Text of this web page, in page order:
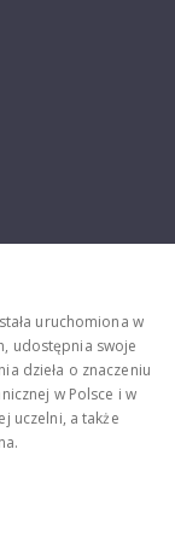
uruchomiona w
udostępnia swoje
dzieła o znaczeniu
w Polsce i w
uczelni, a także